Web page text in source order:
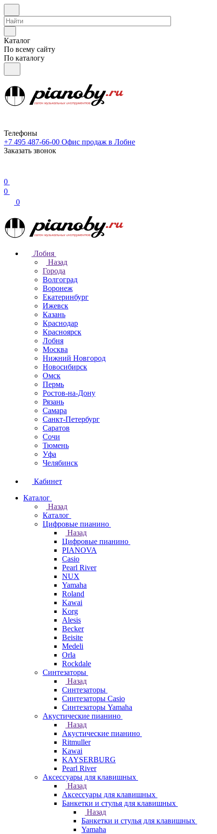
Каталог
По всему сайту
По каталогу
Телефоны
+7 495 487-66-00 Офис продаж в Лобне
Заказать звонок
0
0
0
Лобня
Назад
Города
Волгоград
Воронеж
Екатеринбург
Ижевск
Казань
Краснодар
Красноярск
Лобня
Москва
Нижний Новгород
Новосибирск
Омск
Пермь
Ростов-на-Дону
Рязань
Самара
Санкт-Петербург
Саратов
Сочи
Тюмень
Уфа
Челябинск
Кабинет
Каталог
Назад
Каталог
Цифровые пианино
Назад
Цифровые пианино
PIANOVA
Casio
Pearl River
NUX
Yamaha
Roland
Kawai
Korg
Alesis
Becker
Beisite
Medeli
Orla
Rockdale
Синтезаторы
Назад
Синтезаторы
Синтезаторы Casio
Синтезаторы Yamaha
Акустические пианино
Назад
Акустические пианино
Ritmuller
Kawai
KAYSERBURG
Pearl River
Аксессуары для клавишных
Назад
Аксессуары для клавишных
Банкетки и стулья для клавишных
Назад
Банкетки и стулья для клавишных
Yamaha